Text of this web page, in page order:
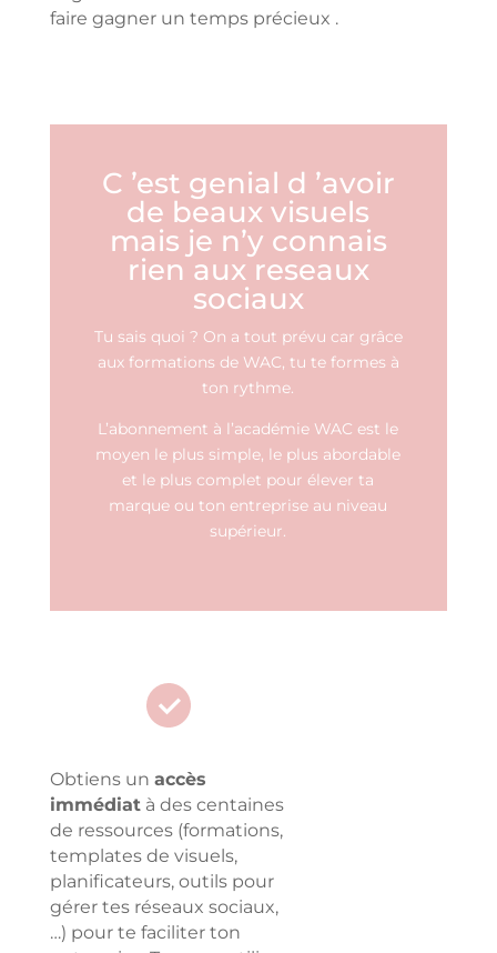
faire gagner un temps précieux .
C ’est genial d ’avoir
de beaux visuels
mais je n’y connais
rien aux reseaux
sociaux
Tu sais quoi ? On a tout prévu car grâce
aux formations de WAC, tu te formes à
ton rythme.
L’abonnement à l’académie WAC est le
moyen le plus simple, le plus abordable
et le plus complet pour élever ta
marque ou ton entreprise au niveau
supérieur.
Obtiens un accès
immédiatà des centaines
de ressources (formations,
templates de visuels,
planificateurs, outils pour
gérer tes réseaux sociaux,
…) pour te faciliter ton